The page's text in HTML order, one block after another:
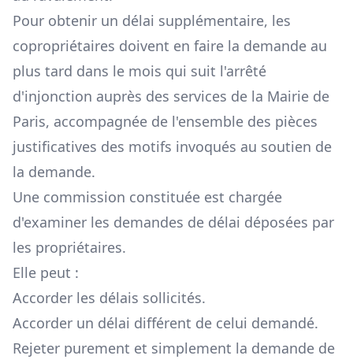
Pour obtenir un délai supplémentaire, les
copropriétaires doivent en faire la demande au
plus tard dans le mois qui suit l'arrêté
d'injonction auprès des services de la Mairie de
Paris, accompagnée de l'ensemble des pièces
justificatives des motifs invoqués au soutien de
la demande.
Une commission constituée est chargée
d'examiner les demandes de délai déposées par
les propriétaires.
Elle peut :
Accorder les délais sollicités.
Accorder un délai différent de celui demandé.
Rejeter purement et simplement la demande de